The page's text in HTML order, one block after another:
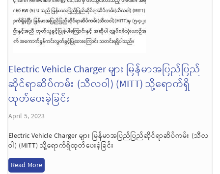
Electric Vehicle Charger များ မြန်မာအပြည်ပြည်
ဆိုင်ရာဆိပ်ကမ်း (သီလဝါ) (MITT) သို့ရောက်ရှိ
ထုတ်ပေးခဲ့ခြင်း
April 5, 2023
Electric Vehicle Charger များ မြန်မာအပြည်ပြည်ဆိုင်ရာဆိပ်ကမ်း (သီလ
ဝါ) (MITT) သို့ရောက်ရှိထုတ်ပေးခဲ့ခြင်း
Read More